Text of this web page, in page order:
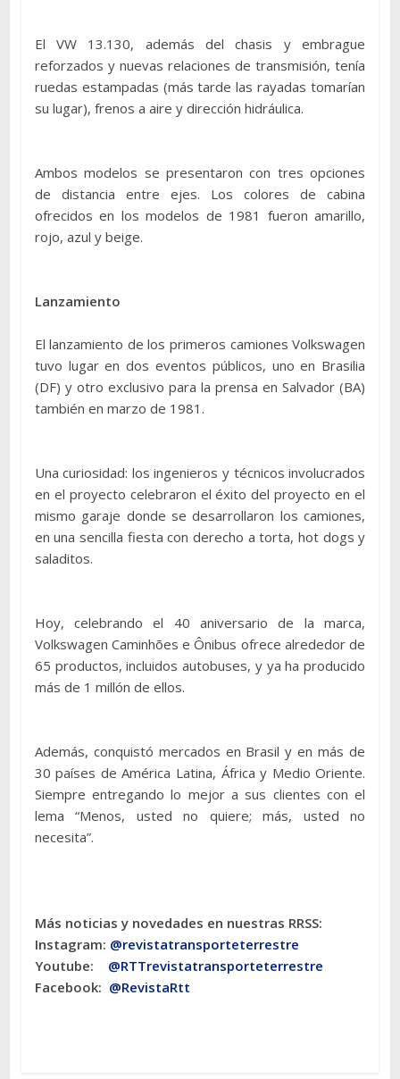
El VW 13.130, además del chasis y embrague
reforzados y nuevas relaciones de transmisión, tenía
ruedas estampadas (más tarde las rayadas tomarían
su lugar), frenos a aire y dirección hidráulica.
Ambos modelos se presentaron con tres opciones
de distancia entre ejes. Los colores de cabina
ofrecidos en los modelos de 1981 fueron amarillo,
rojo, azul y beige.
Lanzamiento
El lanzamiento de los primeros camiones Volkswagen
tuvo lugar en dos eventos públicos, uno en Brasilia
(DF) y otro exclusivo para la prensa en Salvador (BA)
también en marzo de 1981.
Una curiosidad: los ingenieros y técnicos involucrados
en el proyecto celebraron el éxito del proyecto en el
mismo garaje donde se desarrollaron los camiones,
en una sencilla fiesta con derecho a torta, hot dogs y
saladitos.
Hoy, celebrando el 40 aniversario de la marca,
Volkswagen Caminhões e Ônibus ofrece alrededor de
65 productos, incluidos autobuses, y ya ha producido
más de 1 millón de ellos.
Además, conquistó mercados en Brasil y en más de
30 países de América Latina, África y Medio Oriente.
Siempre entregando lo mejor a sus clientes con el
lema “Menos, usted no quiere; más, usted no
necesita”.
Más noticias y novedades en nuestras RRSS:
Instagram: @revistatransporteterrestre
Youtube: @RTTrevistatransporteterrestre
Facebook: @RevistaRtt